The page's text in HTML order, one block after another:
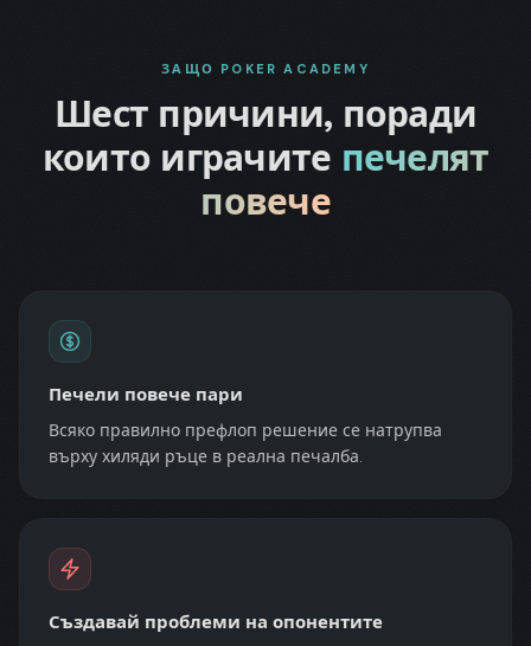
ЗАЩО POKER ACADEMY
Шест причини, поради
които играчите печелят
повече
Печели повече пари
Всяко правилно префлоп решение се натрупва
върху хиляди ръце в реална печалба.
Създавай проблеми на опонентите